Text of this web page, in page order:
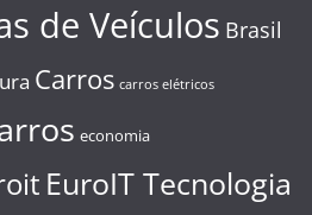
de Veículos Brasil
Carros carros elétricos
economia
EuroIT Tecnologia